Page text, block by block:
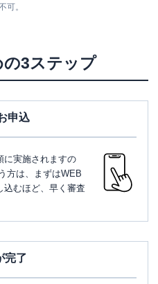
可。
3ステップ
申込
に実施されますの
方は、まずはWEB
込むほど、早く審査
完了